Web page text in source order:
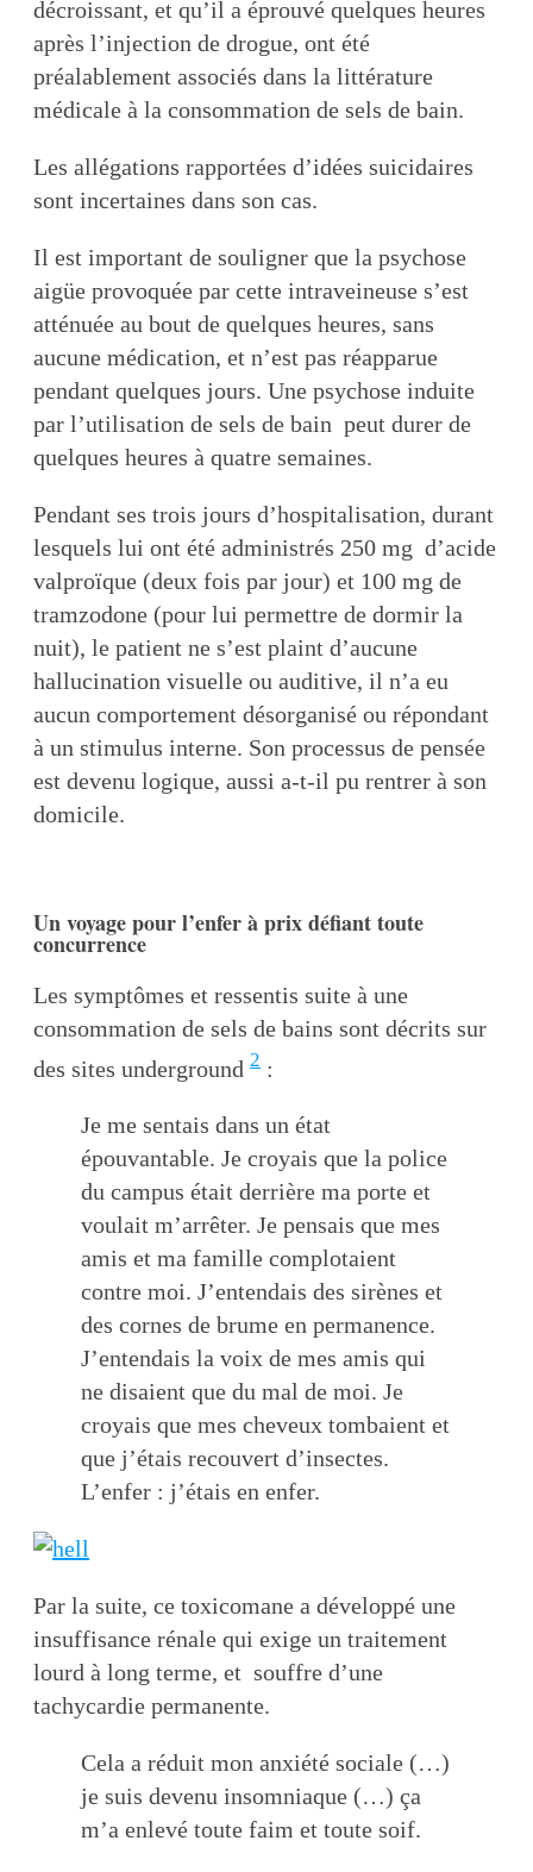
décroissant, et qu’il a éprouvé quelques heures
après l’injection de drogue, ont été
préalablement associés dans la littérature
médicale à la consommation de sels de bain.
Les allégations rapportées d’idées suicidaires
sont incertaines dans son cas.
Il est important de souligner que la psychose
aigüe provoquée par cette intraveineuse s’est
atténuée au bout de quelques heures, sans
aucune médication, et n’est pas réapparue
pendant quelques jours. Une psychose induite
par l’utilisation de sels de bain peut durer de
quelques heures à quatre semaines.
Pendant ses trois jours d’hospitalisation, durant
lesquels lui ont été administrés 250 mg d’acide
valproïque (deux fois par jour) et 100 mg de
tramzodone (pour lui permettre de dormir la
nuit), le patient ne s’est plaint d’aucune
hallucination visuelle ou auditive, il n’a eu
aucun comportement désorganisé ou répondant
à un stimulus interne. Son processus de pensée
est devenu logique, aussi a-t-il pu rentrer à son
domicile.
Un voyage pour l’enfer à prix défiant toute
concurrence
Les symptômes et ressentis suite à une
consommation de sels de bains sont décrits sur
des sites underground 2 :
Je me sentais dans un état
épouvantable. Je croyais que la police
du campus était derrière ma porte et
voulait m’arrêter. Je pensais que mes
amis et ma famille complotaient
contre moi. J’entendais des sirènes et
des cornes de brume en permanence.
J’entendais la voix de mes amis qui
ne disaient que du mal de moi. Je
croyais que mes cheveux tombaient et
que j’étais recouvert d’insectes.
L’enfer : j’étais en enfer.
Par la suite, ce toxicomane a développé une
insuffisance rénale qui exige un traitement
lourd à long terme, et souffre d’une
tachycardie permanente.
Cela a réduit mon anxiété sociale (…)
je suis devenu insomniaque (…) ça
m’a enlevé toute faim et toute soif.